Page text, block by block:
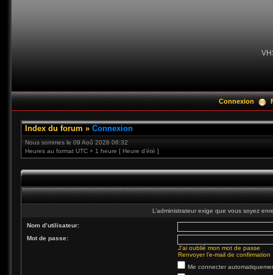
Connexion
Index du forum » Connexion
Nous sommes le 09 Aoû 2026 06:32
Heures au format UTC + 1 heure [ Heure d’été ]
L’administrateur exige que vous soyez
Nom d’utilisateur:
Mot de passe:
J’ai oublié mon mot de passe
Renvoyer l’e-mail de confirmation
Me connecter